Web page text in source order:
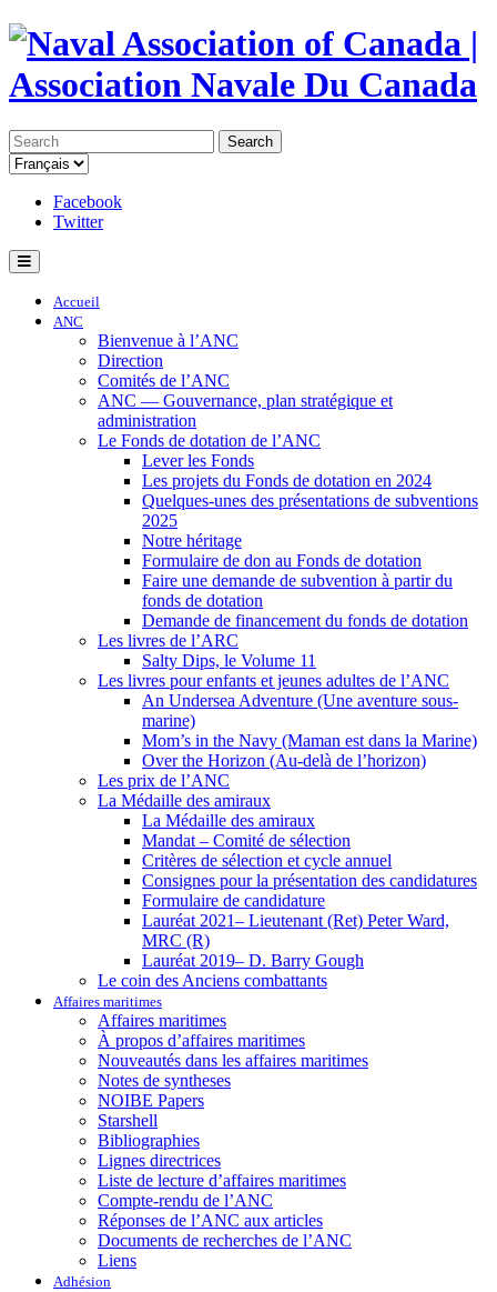
Search
Facebook
Twitter
Accueil
ANC
Bienvenue à l’ANC
Direction
Comités de l’ANC
ANC — Gouvernance, plan stratégique et
administration
Le Fonds de dotation de l’ANC
Lever les Fonds
Les projets du Fonds de dotation en 2024
Quelques-unes des présentations de subventions
2025
Notre héritage
Formulaire de don au Fonds de dotation
Faire une demande de subvention à partir du
fonds de dotation
Demande de financement du fonds de dotation
Les livres de l’ARC
Salty Dips, le Volume 11
Les livres pour enfants et jeunes adultes de l’ANC
An Undersea Adventure (Une aventure sous-
marine)
Mom’s in the Navy (Maman est dans la Marine)
Over the Horizon (Au-delà de l’horizon)
Les prix de l’ANC
La Médaille des amiraux
La Médaille des amiraux
Mandat – Comité de sélection
Critères de sélection et cycle annuel
Consignes pour la présentation des candidatures
Formulaire de candidature
Lauréat 2021– Lieutenant (Ret) Peter Ward,
MRC (R)
Lauréat 2019– D. Barry Gough
Le coin des Anciens combattants
Affaires maritimes
Affaires maritimes
À propos d’affaires maritimes
Nouveautés dans les affaires maritimes
Notes de syntheses
NOIBE Papers
Starshell
Bibliographies
Lignes directrices
Liste de lecture d’affaires maritimes
Compte-rendu de l’ANC
Réponses de l’ANC aux articles
Documents de recherches de l’ANC
Liens
Adhésion